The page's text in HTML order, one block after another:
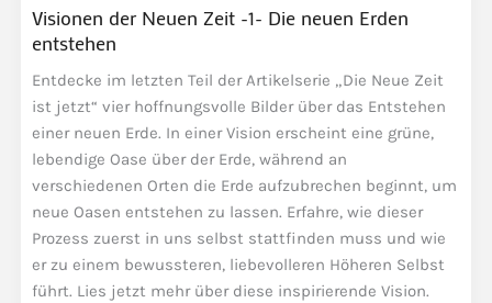
Visionen der Neuen Zeit -1- Die neuen Erden
entstehen
Entdecke im letzten Teil der Artikelserie „Die Neue Zeit
ist jetzt“ vier hoffnungsvolle Bilder über das Entstehen
einer neuen Erde. In einer Vision erscheint eine grüne,
lebendige Oase über der Erde, während an
verschiedenen Orten die Erde aufzubrechen beginnt, um
neue Oasen entstehen zu lassen. Erfahre, wie dieser
Prozess zuerst in uns selbst stattfinden muss und wie
er zu einem bewussteren, liebevolleren Höheren Selbst
führt. Lies jetzt mehr über diese inspirierende Vision.